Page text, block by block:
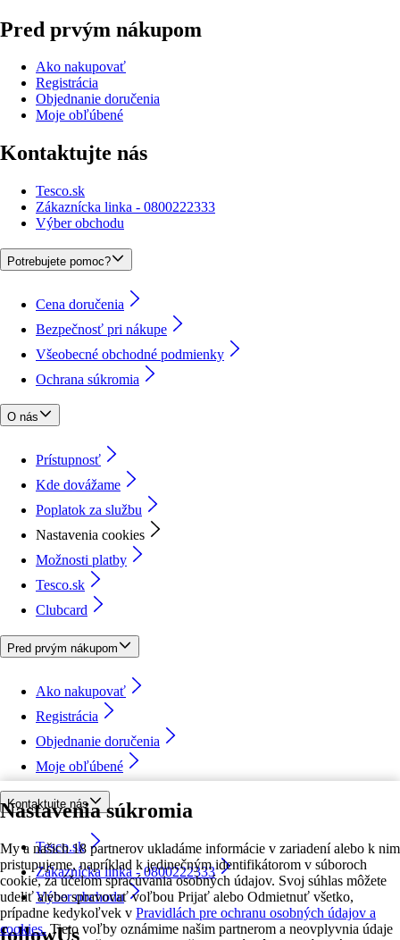
Nastavenia súkromia
My a našich 18 partnerov ukladáme informácie v zariadení alebo k nim
pristupujeme, napríklad k jedinečným identifikátorom v súboroch
cookie, za účelom spracúvania osobných údajov. Svoj súhlas môžete
udeliť alebo spravovať voľbou Prijať alebo Odmietnuť všetko,
prípadne kedykoľvek v Pravidlách pre ochranu osobných údajov a
cookies. Tieto voľby oznámime našim partnerom a neovplyvnia údaje
Pred prvým nákupom
Ako nakupovať
Registrácia
Objednanie doručenia
Moje obľúbené
Kontaktujte nás
Tesco.sk
Zákaznícka linka - 0800222333
Výber obchodu
Potrebujete pomoc?
Cena doručenia
Bezpečnosť pri nákupe
Všeobecné obchodné podmienky
Ochrana súkromia
O nás
Prístupnosť
Kde dovážame
Poplatok za službu
Nastavenia cookies
Možnosti platby
Tesco.sk
Clubcard
Pred prvým nákupom
Ako nakupovať
Registrácia
Objednanie doručenia
Moje obľúbené
Kontaktujte nás
Tesco.sk
Zákaznícka linka - 0800222333
Výber obchodu
followUs